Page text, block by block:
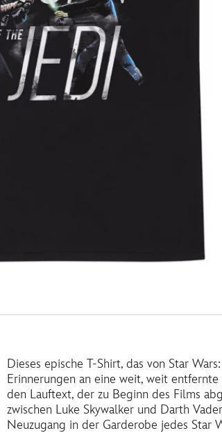
Dieses epische T-Shirt, das von Star
Erinnerungen an eine weit, weit
den Lauftext, der zu Beginn des Films
zwischen Luke Skywalker und Darth
Neuzugang in der Garderobe jedes Star